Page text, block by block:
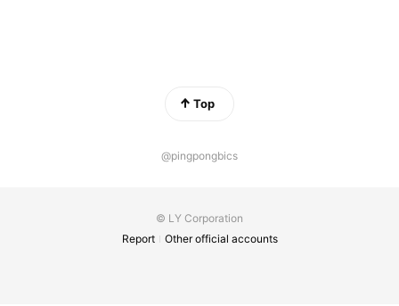
Top
@pingpongbics
© LY Corporation
Report
Other official accounts